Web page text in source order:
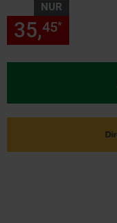
NUR
35,45*